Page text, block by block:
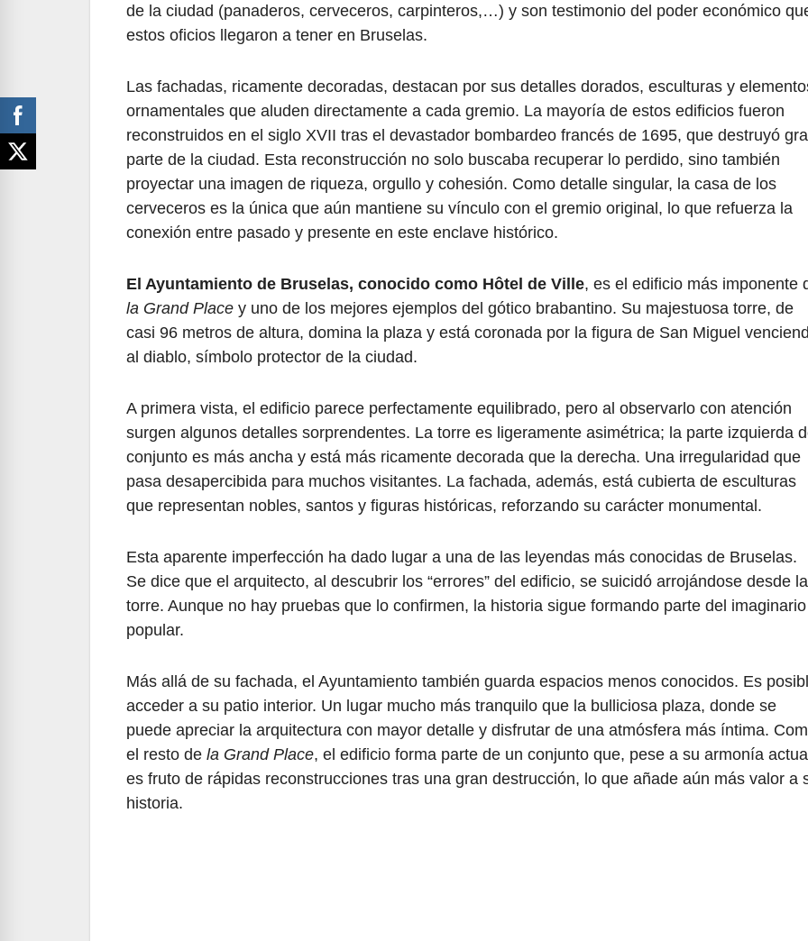
de la ciudad (panaderos, cerveceros, carpinteros,…) y son testimonio del poder económico
estos oficios llegaron a tener en Bruselas.
Las fachadas, ricamente decoradas, destacan por sus detalles dorados, esculturas y
ornamentales que aluden directamente a cada gremio. La mayoría de estos edificios fueron
reconstruidos en el siglo XVII tras el devastador bombardeo francés de 1695, que destruyó
parte de la ciudad. Esta reconstrucción no solo buscaba recuperar lo perdido, sino también
proyectar una imagen de riqueza, orgullo y cohesión. Como detalle singular, la casa de los
cerveceros es la única que aún mantiene su vínculo con el gremio original, lo que refuerza la
conexión entre pasado y presente en este enclave histórico.
El Ayuntamiento de Bruselas, conocido como Hôtel de Ville, es el edificio más imponente
la Grand Place y uno de los mejores ejemplos del gótico brabantino. Su majestuosa torre, de
casi 96 metros de altura, domina la plaza y está coronada por la figura de San Miguel
al diablo, símbolo protector de la ciudad.
A primera vista, el edificio parece perfectamente equilibrado, pero al observarlo con atención
surgen algunos detalles sorprendentes. La torre es ligeramente asimétrica; la parte izquierda
conjunto es más ancha y está más ricamente decorada que la derecha. Una irregularidad que
pasa desapercibida para muchos visitantes. La fachada, además, está cubierta de esculturas
que representan nobles, santos y figuras históricas, reforzando su carácter monumental.
Esta aparente imperfección ha dado lugar a una de las leyendas más conocidas de Bruselas.
Se dice que el arquitecto, al descubrir los “errores” del edificio, se suicidó arrojándose desde la
torre. Aunque no hay pruebas que lo confirmen, la historia sigue formando parte del imaginario
popular.
Más allá de su fachada, el Ayuntamiento también guarda espacios menos conocidos. Es
acceder a su patio interior. Un lugar mucho más tranquilo que la bulliciosa plaza, donde se
puede apreciar la arquitectura con mayor detalle y disfrutar de una atmósfera más íntima.
el resto de la Grand Place, el edificio forma parte de un conjunto que, pese a su armonía
es fruto de rápidas reconstrucciones tras una gran destrucción, lo que añade aún más valor a
historia.